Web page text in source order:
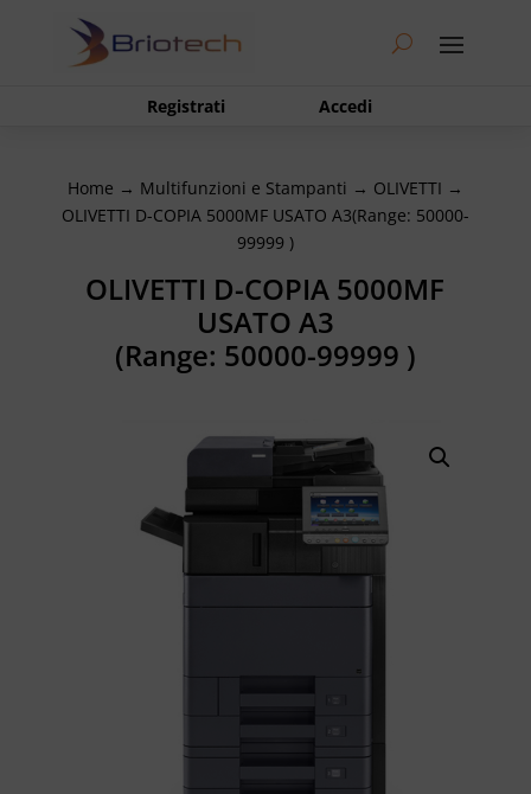
Registrati Accedi
Home → Multifunzioni e Stampanti → OLIVETTI →
OLIVETTI D-COPIA 5000MF USATO A3(Range: 50000-
99999 )
OLIVETTI D-COPIA 5000MF
USATO A3
(Range: 50000-99999 )